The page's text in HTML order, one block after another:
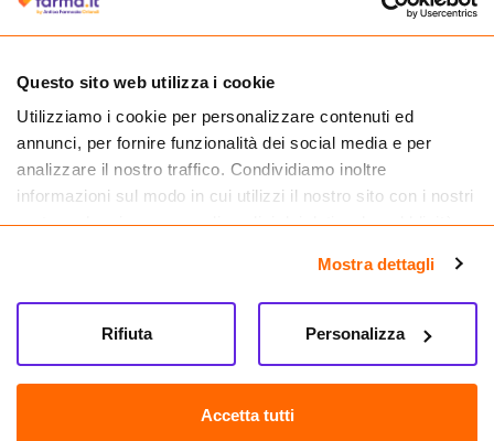
Questo sito web utilizza i cookie
Utilizziamo i cookie per personalizzare contenuti ed
annunci, per fornire funzionalità dei social media e per
analizzare il nostro traffico. Condividiamo inoltre
informazioni sul modo in cui utilizzi il nostro sito con i nostri
partner che si occupano di analisi dei dati web, pubblicità e
informazioni che hai fornito loro o che hanno raccolto dal
tuo utilizzo dei loro servizi.
Mostra dettagli
Accetta tutti
Personalizza
Rifiuta
medicinali.
Farma.it S.a.s. P. IVA 07417261216 REA: NA-884088
CREDITS
Sede legale Via delle Repubbliche Marinare 128, 80147 Napoli